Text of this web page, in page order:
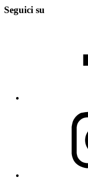
Seguici su